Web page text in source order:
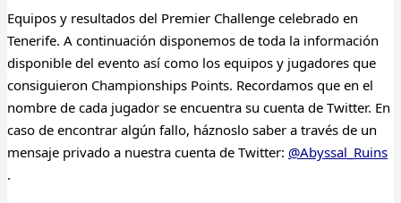
Equipos y resultados del Premier Challenge celebrado en
Tenerife. A continuación disponemos de toda la información
disponible del evento así como los equipos y jugadores que
consiguieron Championships Points. Recordamos que en el
nombre de cada jugador se encuentra su cuenta de Twitter. En
caso de encontrar algún fallo, háznoslo saber a través de un
mensaje privado a nuestra cuenta de Twitter: @Abyssal_Ruins
.